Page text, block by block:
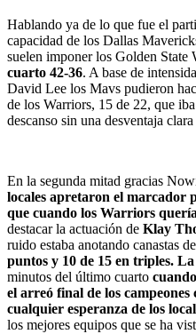
Hablando ya de lo que fue el
capacidad de los Dallas
suelen imponer los Golden State
cuarto 42-36. A base de
David Lee los Mavs pudieron
de los Warriors, 15 de 22, que
descanso sin una desventaja
En la segunda mitad gracias
locales apretaron el marcador
que cuando los Warriors
destacar la actuación de Klay
ruido estaba anotando canastas
puntos y 10 de 15 en triples. La
minutos del último cuarto
el arreó final de los
cualquier esperanza de los
los mejores equipos que se ha